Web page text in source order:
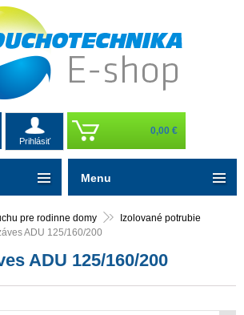
Prihlásiť
0,00 €
pre rodinne domy
Izolované potrubie
ADU 125/160/200
ADU 125/160/200
Menu